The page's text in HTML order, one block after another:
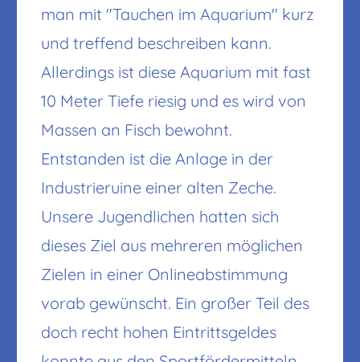
man mit "Tauchen im Aquarium" kurz
und treffend beschreiben kann.
Allerdings ist diese Aquarium mit fast
10 Meter Tiefe riesig und es wird von
Massen an Fisch bewohnt.
Entstanden ist die Anlage in der
Industrieruine einer alten Zeche.
Unsere Jugendlichen hatten sich
dieses Ziel aus mehreren möglichen
Zielen in einer Onlineabstimmung
vorab gewünscht. Ein großer Teil des
doch recht hohen Eintrittsgeldes